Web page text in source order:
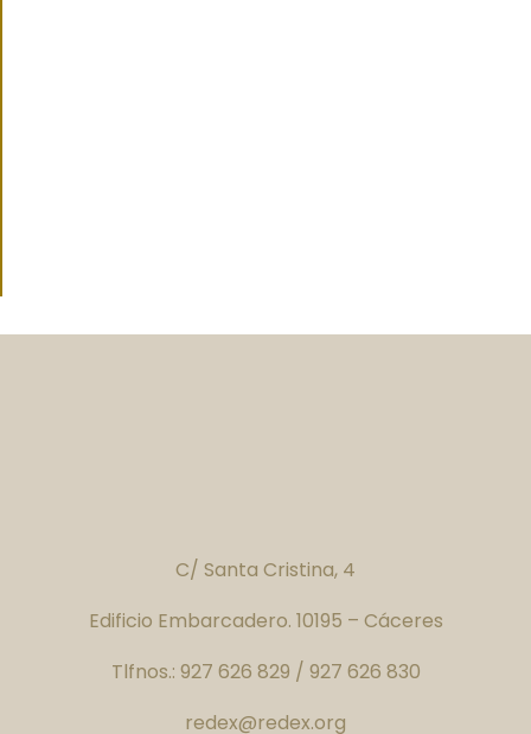
C/ Santa Cristina, 4
Edificio Embarcadero. 10195 – Cáceres
Tlfnos.: 927 626 829 / 927 626 830
redex@redex.org